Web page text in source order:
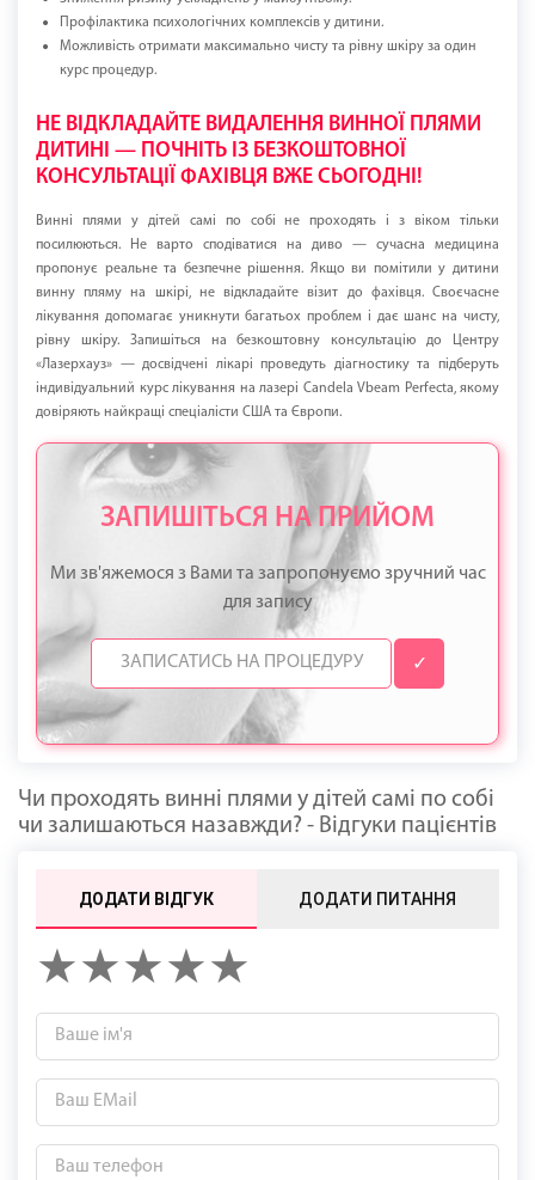
Профілактика психологічних комплексів у дитини.
Можливість отримати максимально чисту та рівну шкіру за один
курс процедур.
НЕ ВІДКЛАДАЙТЕ ВИДАЛЕННЯ ВИННОЇ ПЛЯМИ
ДИТИНІ — ПОЧНІТЬ ІЗ БЕЗКОШТОВНОЇ
КОНСУЛЬТАЦІЇ ФАХІВЦЯ ВЖЕ СЬОГОДНІ!
Винні плями у дітей самі по собі не проходять і з віком тільки
посилюються. Не варто сподіватися на диво — сучасна медицина
пропонує реальне та безпечне рішення. Якщо ви помітили у дитини
винну пляму на шкірі, не відкладайте візит до фахівця. Своєчасне
лікування допомагає уникнути багатьох проблем і дає шанс на чисту,
рівну шкіру. Запишіться на безкоштовну консультацію до Центру
«Лазерхауз» — досвідчені лікарі проведуть діагностику та підберуть
індивідуальний курс лікування на лазері Candela Vbeam Perfecta, якому
довіряють найкращі спеціалісти США та Європи.
ЗАПИШІТЬСЯ НА ПРИЙОМ
Ми зв'яжемося з Вами та запропонуємо зручний час
для запису
✓
Чи проходять винні плями у дітей самі по собі
чи залишаються назавжди? - Відгуки пацієнтів
ДОДАТИ ВІДГУК ДОДАТИ ПИТАННЯ